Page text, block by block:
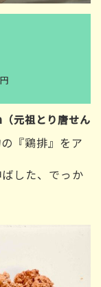
元祖とり唐せん
『鶏排』をア
した、でっか